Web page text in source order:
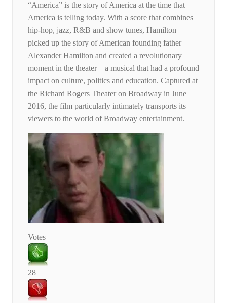
“America” ​​is the story of America at the time that
America is telling today. With a score that combines
hip-hop, jazz, R&B and show tunes, Hamilton
picked up the story of American founding father
Alexander Hamilton and created a revolutionary
moment in the theater – a musical that had a profound
impact on culture, politics and education. Captured at
the Richard Rogers Theater on Broadway in June
2016, the film particularly intimately transports its
viewers to the world of Broadway entertainment.
Votes
28